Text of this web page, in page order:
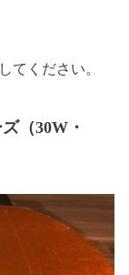
てください。
（30W・